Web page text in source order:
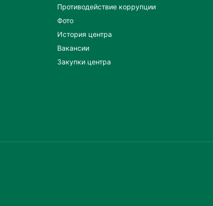
Противодействие коррупции
Фото
История центра
Вакансии
Закупки центра